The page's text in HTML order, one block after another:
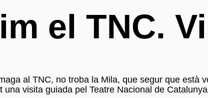
el TNC.
al TNC, no troba la Mila, que segur que
visita guiada pel Teatre Nacional de